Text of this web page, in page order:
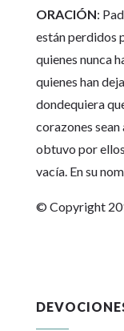
ORACIÓN:
están perdidos
quienes nunca
quienes han
dondequiera
corazones
obtuvo por
vacía. En su
© Copyright